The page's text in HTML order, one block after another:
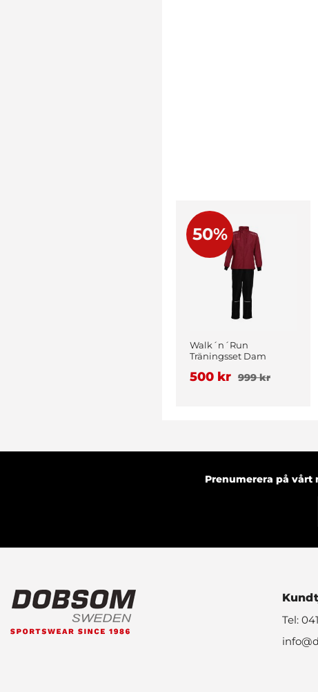
50%
Walk´n´Run
Träningsset Dam
500 kr 999 kr
Prenumerera på
Tel: